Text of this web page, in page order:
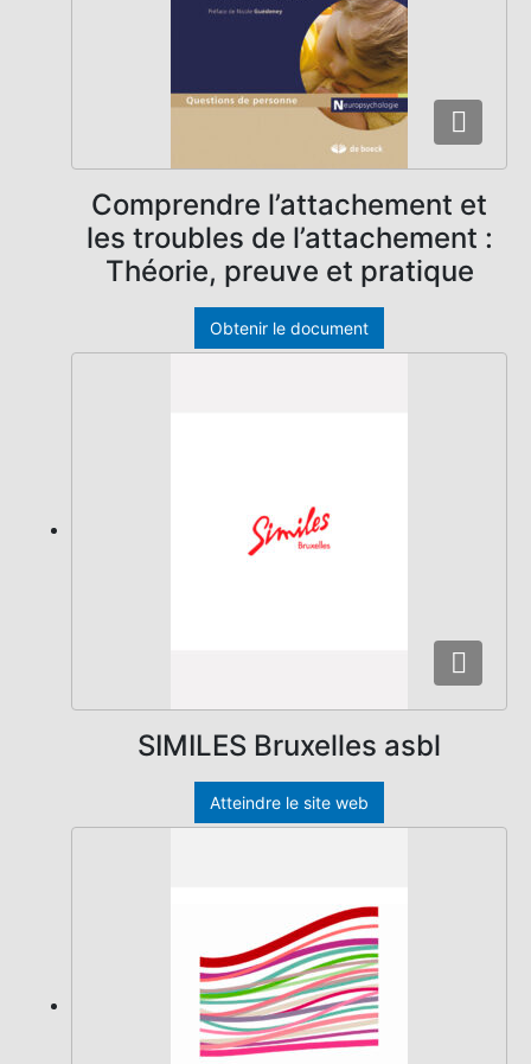
Comprendre l’attachement et
les troubles de l’attachement :
Théorie, preuve et pratique
Obtenir le document
SIMILES Bruxelles asbl
Atteindre le site web